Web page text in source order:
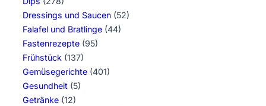
Dressings und Saucen (52)
Falafel und Bratlinge (44)
Fastenrezepte (95)
Frühstück (137)
Gemüsegerichte (401)
Gesundheit (5)
Getränke (12)